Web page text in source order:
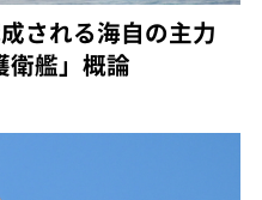
される海自の主力
艦」概論